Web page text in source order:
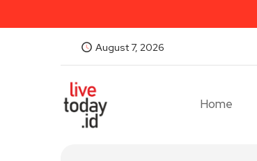
August 7, 2026
Home